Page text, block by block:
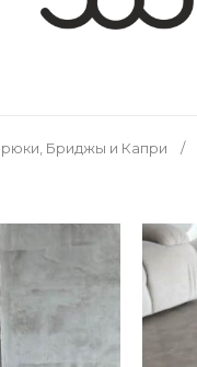
Бриджы и Капри